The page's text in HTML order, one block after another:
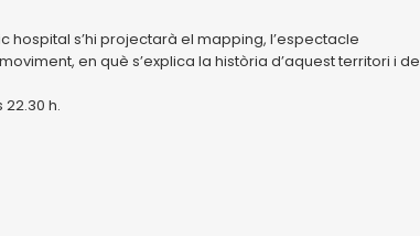
hospital s’hi projectarà el mapping, l’espectacle
en què s’explica la història d’aquest territori i de
h.